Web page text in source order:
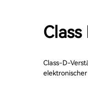
Class-D-